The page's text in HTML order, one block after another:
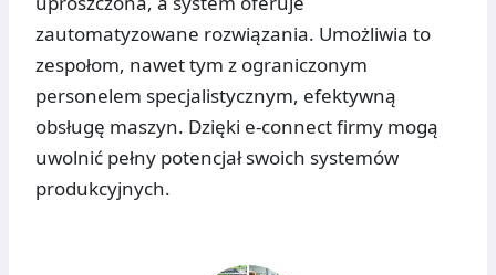
zautomatyzowane rozwiązania. Umożliwia to
zespołom, nawet tym z ograniczonym
personelem specjalistycznym, efektywną
obsługę maszyn. Dzięki e-connect firmy mogą
uwolnić pełny potencjał swoich systemów
produkcyjnych.